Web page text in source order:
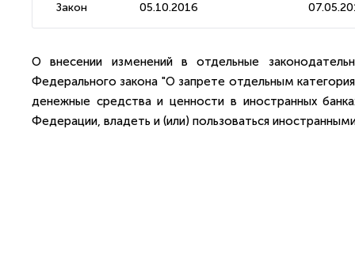
Закон
05.10.2016
О внесении изменений в отдельные
Федерального закона "О запрете отдельным
денежные средства и ценности в иностранных
Федерации, владеть и (или) пользоваться